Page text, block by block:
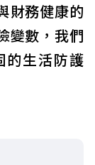
財務健康的
變數，我們
的生活防護